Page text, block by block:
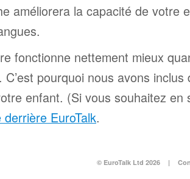
améliorera la capacité de votre
fonctionne nettement mieux
C’est pourquoi nous avons
enfant. (Si vous souhaitez en
derrière EuroTalk.
© EuroTalk Ltd 2026 |